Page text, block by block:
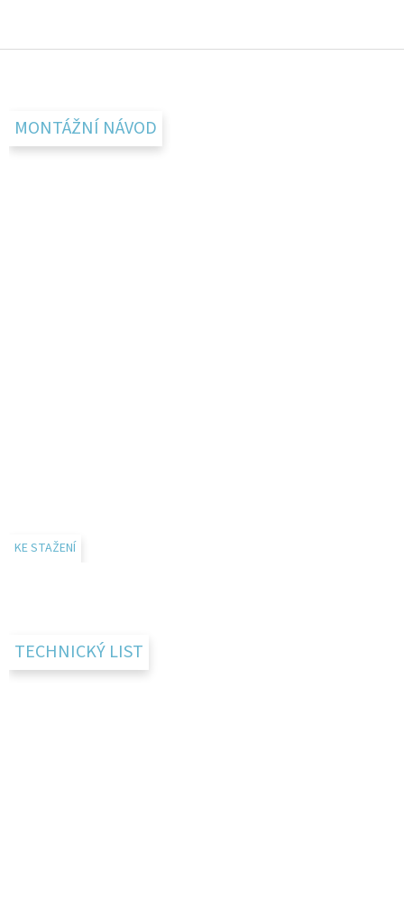
MONTÁŽNÍ NÁVOD
KE STAŽENÍ
TECHNICKÝ LIST